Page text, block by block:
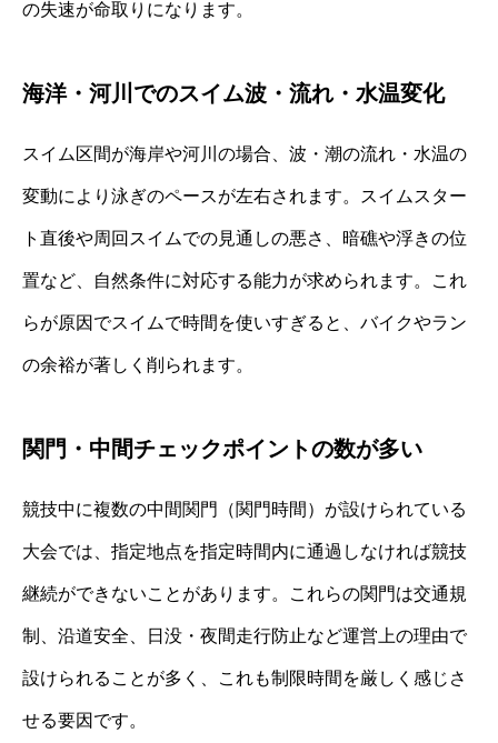
の失速が命取りになります。
海洋・河川でのスイム波・流れ・水温変化
スイム区間が海岸や河川の場合、波・潮の流れ・水温の
変動により泳ぎのペースが左右されます。スイムスター
ト直後や周回スイムでの見通しの悪さ、暗礁や浮きの位
置など、自然条件に対応する能力が求められます。これ
らが原因でスイムで時間を使いすぎると、バイクやラン
の余裕が著しく削られます。
関門・中間チェックポイントの数が多い
競技中に複数の中間関門（関門時間）が設けられている
大会では、指定地点を指定時間内に通過しなければ競技
継続ができないことがあります。これらの関門は交通規
制、沿道安全、日没・夜間走行防止など運営上の理由で
設けられることが多く、これも制限時間を厳しく感じさ
せる要因です。